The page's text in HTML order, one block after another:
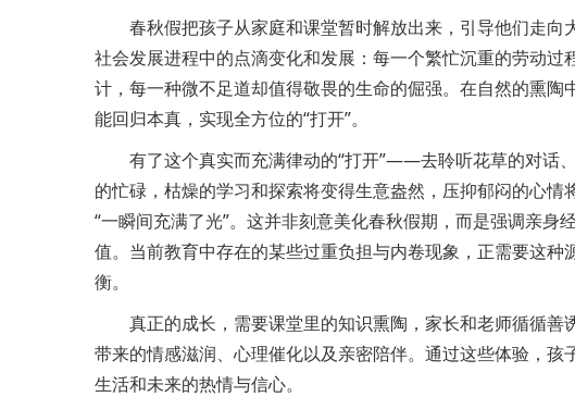
春秋假把孩子从家庭和课堂暂时解放出来，引导他们走
社会发展进程中的点滴变化和发展：每一个繁忙沉重的劳动
计，每一种微不足道却值得敬畏的生命的倔强。在自然的熏
能回归本真，实现全方位的“打开”。
有了这个真实而充满律动的“打开”——去聆听花草的对话
的忙碌，枯燥的学习和探索将变得生意盎然，压抑郁闷的心
“一瞬间充满了光”。这并非刻意美化春秋假期，而是强调亲身
值。当前教育中存在的某些过重负担与内卷现象，正需要这
衡。
真正的成长，需要课堂里的知识熏陶，家长和老师循循
带来的情感滋润、心理催化以及亲密陪伴。通过这些体验，
生活和未来的热情与信心。